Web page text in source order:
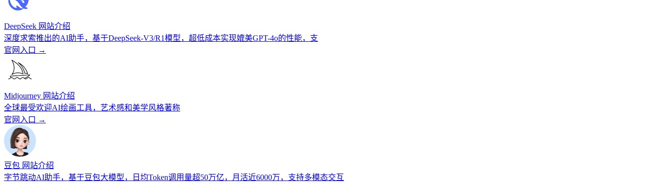
DeepSeek 网站介绍
深度求索推出的AI助手，基于DeepSeek-V3/R1模型，超低成本实现媲美GPT-4o的性能，支
官网入口 →
Midjourney 网站介绍
全球最受欢迎AI绘画工具，艺术感和美学风格著称
官网入口 →
豆包 网站介绍
字节跳动AI助手，基于豆包大模型，日均Token调用量超50万亿，月活近6000万，支持多模态交互